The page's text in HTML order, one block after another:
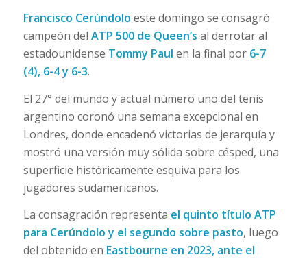
Francisco Cerúndolo este domingo se consagró
campeón del ATP 500 de Queen’s al derrotar al
estadounidense Tommy Paul en la final por 6-7
(4), 6-4 y 6-3.
El 27° del mundo y actual número uno del tenis
argentino coronó una semana excepcional en
Londres, donde encadenó victorias de jerarquía y
mostró una versión muy sólida sobre césped, una
superficie históricamente esquiva para los
jugadores sudamericanos.
La consagración representa el quinto título ATP
para Cerúndolo y el segundo sobre pasto, luego
del obtenido en Eastbourne en 2023, ante el